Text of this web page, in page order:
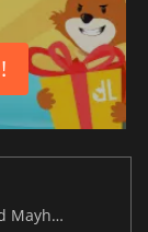
Przygotuj się na chaotyczne utwory Hot Rod Mayhem